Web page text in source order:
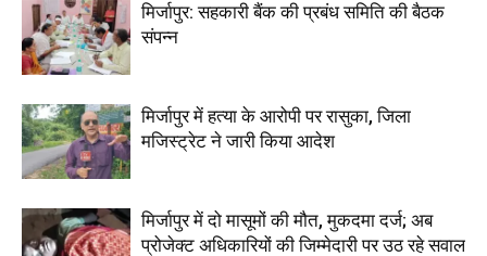
मिर्जापुर: सहकारी बैंक की प्रबंध समिति की बैठक
संपन्न
मिर्जापुर में हत्या के आरोपी पर रासुका, जिला
मजिस्ट्रेट ने जारी किया आदेश
मिर्जापुर में दो मासूमों की मौत, मुकदमा दर्ज; अब
प्रोजेक्ट अधिकारियों की जिम्मेदारी पर उठ रहे सवाल